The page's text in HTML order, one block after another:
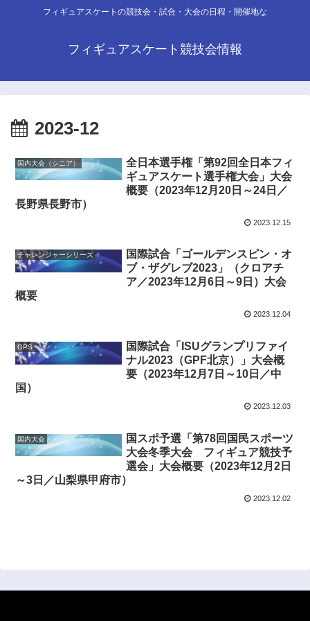
フィギュアスケートの競技会・試合・大会の日程・開催地な
フィギュアスケート競技会情報
2023-12
国内大会（シニア）
全日本選手権「第92回全日本フィ
ギュアスケート選手権大会」大会
概要（2023年12月20日～24日／
長野県長野市）
2023.12.15
チャレンジャーシリーズ
国際試合「ゴールデンスピン・オ
ブ・ザグレブ2023」（クロアチ
ア／2023年12月6日～9日）大会
概要
2023.12.04
GPS
国際試合「ISUグランプリファイ
ナル2023（GPF北京）」大会概
要（2023年12月7日～10日／中
国）
2023.12.03
国内大会
国スポ予選「第78回国民スポーツ
大会冬季大会 フィギュア競技予
選会」大会概要（2023年12月2日
～3日／山梨県甲府市）
2023.12.02